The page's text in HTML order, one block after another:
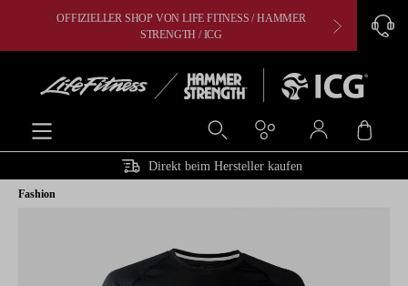
springenOFFIZIELLER SHOP VON LIFE FITNESS / HAMMER
STRENGTH / ICG
Direkt beim Hersteller kaufen
Fashion